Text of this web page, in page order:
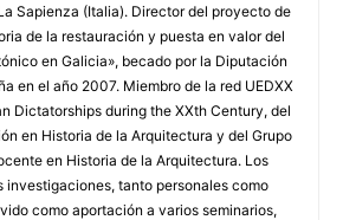
Sapienza (Italia). Director del proyecto de
de la restauración y puesta en valor del
en Galicia», becado por la Diputación
en el año 2007. Miembro de la red UEDXX
Dictatorships during the XXth Century, del
en Historia de la Arquitectura y del Grupo
en Historia de la Arquitectura. Los
investigaciones, tanto personales como
como aportación a varios seminarios,